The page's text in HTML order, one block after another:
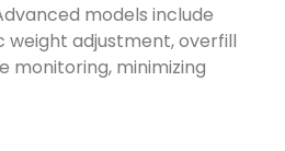
:Усовершенствованные
как автоматическая
от переполнения,и мониторинг